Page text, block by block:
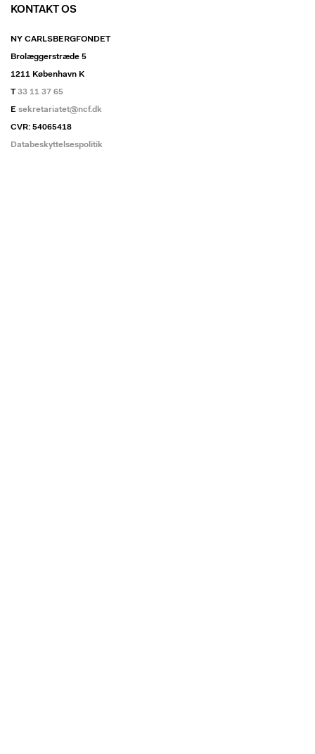
KONTAKT OS
NY CARLSBERGFONDET
Brolæggerstræde 5
1211 København K
T33 11 37 65
E sekretariatet@ncf.dk
CVR: 54065418
Databeskyttelsespolitik